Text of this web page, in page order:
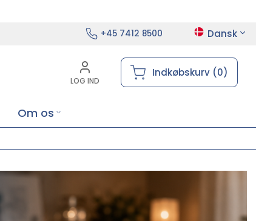
+45 7412 8500 Dansk
LOG IND
Indkøbskurv (0)
Om os